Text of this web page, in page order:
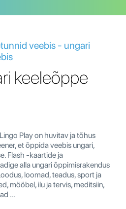
veebis - ungari
keeleõppe
Play on huvitav ja tõhus
et õppida veebis ungari,
Flash -kaartide ja
alla ungari õppimisrakendus
loomad, teadus, sport ja
mööbel, ilu ja tervis, meditsiin,
...